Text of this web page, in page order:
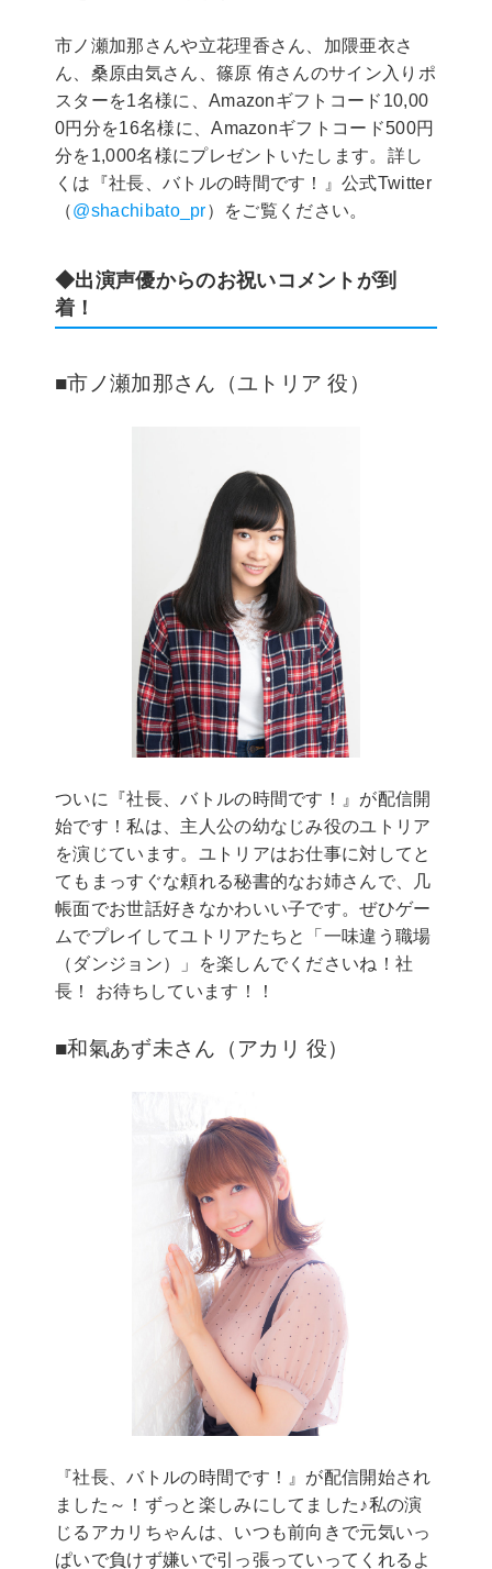
市ノ瀬加那さんや立花理香さん、加隈亜衣さ
ん、桑原由気さん、篠原 侑さんのサイン入りポ
スターを1名様に、Amazonギフトコード10,00
0円分を16名様に、Amazonギフトコード500円
分を1,000名様にプレゼントいたします。詳し
くは『社長、バトルの時間です！』公式Twitter
（@shachibato_pr）をご覧ください。
◆出演声優からのお祝いコメントが到
着！
■市ノ瀬加那さん（ユトリア 役）
ついに『社長、バトルの時間です！』が配信開
始です！私は、主人公の幼なじみ役のユトリア
を演じています。ユトリアはお仕事に対してと
てもまっすぐな頼れる秘書的なお姉さんで、几
帳面でお世話好きなかわいい子です。ぜひゲー
ムでプレイしてユトリアたちと「一味違う職場
（ダンジョン）」を楽しんでくださいね！社
長！ お待ちしています！！
■和氣あず未さん（アカリ 役）
『社長、バトルの時間です！』が配信開始され
ました～！ずっと楽しみにしてました♪私の演
じるアカリちゃんは、いつも前向きで元気いっ
ぱいで負けず嫌いで引っ張っていってくれるよ